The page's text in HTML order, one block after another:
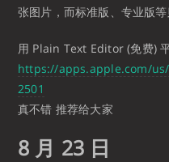
张图片，而标准版、专业版等
用 Plain Text Editor (免费)
https://apps.apple.com/
2501
真不错 推荐给大家
8 月 23 日